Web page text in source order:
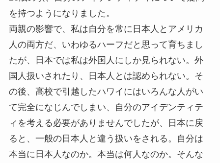
を持つようになりました。
両親の影響で、私は自分を常に日本人とアメリカ
人の両方だ、いわゆるハーフだと思って育ちまし
たが、日本では私は外国人にしか見られない。外
国人扱いされたり、日本人とは認められない。そ
の後、高校で引越したハワイにはいろんな人がい
て完全になじんでしまい、自分のアイデンティテ
ィを考える必要がありませんでしたが、日本に戻
ると、一般の日本人と違う扱いをされる。自分は
本当に日本人なのか。本当は何人なのか。そんな